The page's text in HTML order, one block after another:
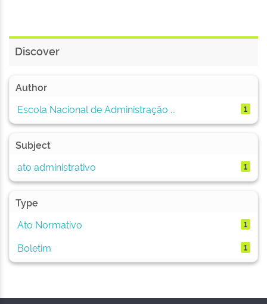
Discover
Author
Escola Nacional de Administração ...
1
Subject
ato administrativo
1
Type
Ato Normativo
1
Boletim 1